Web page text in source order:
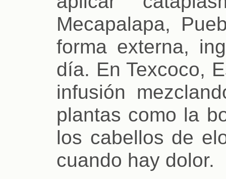
Mecapalapa,
forma externa,
día. En Texcoco,
infusión
plantas como la
los cabellos de
cuando hay dolor.